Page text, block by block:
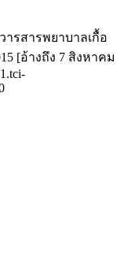
วารสารพยาบาลเกื้อ
[อ้างถึง 7 สิงหาคม